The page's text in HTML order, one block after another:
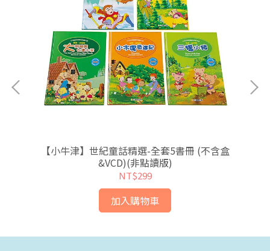
【小牛津】世紀童話精選-全套5書冊 (不含盒
&VCD)(非點讀版)
NT$299
加入購物車